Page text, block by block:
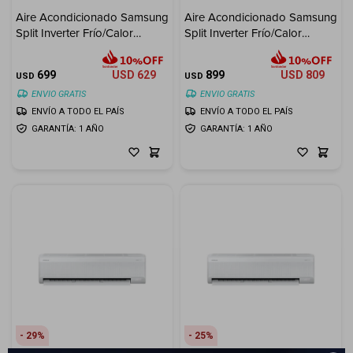
Aire Acondicionado Samsung
Split Inverter Frío/Calor
USD 699 USD 629
ENVIO GRATIS
GARANTÍA: 1 AÑO
ENVÍO A TODO EL PAÍS
Aire Acondicionado Samsung
Split Inverter Frío/Calor
USD 899 USD 809
ENVIO GRATIS
GARANTÍA: 1 AÑO
ENVÍO A TODO EL PAÍS
29 25
Electrodomésticos
Hogar
Marcas